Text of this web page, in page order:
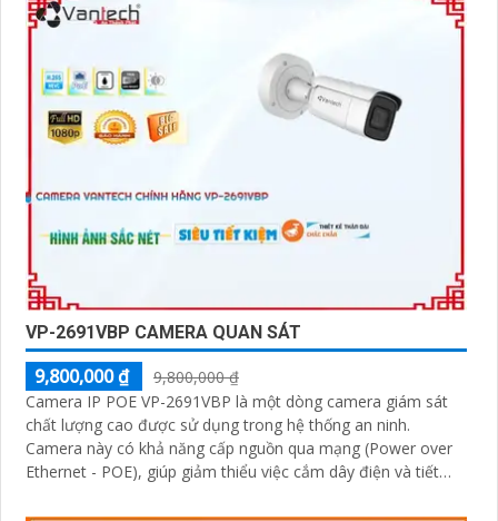
VP-2691VBP CAMERA QUAN SÁT
9,800,000 ₫
9,800,000 ₫
Camera IP POE VP-2691VBP là một dòng camera giám sát
chất lượng cao được sử dụng trong hệ thống an ninh.
Camera này có khả năng cấp nguồn qua mạng (Power over
Ethernet - POE), giúp giảm thiểu việc cắm dây điện và tiết